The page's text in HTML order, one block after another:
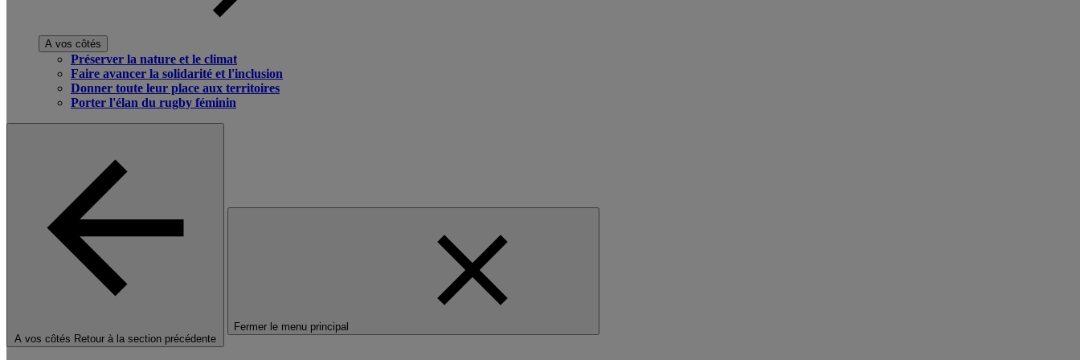
A vos côtés
Préserver la nature et le climat
Faire avancer la solidarité et l'inclusion
Donner toute leur place aux territoires
Porter l'élan du rugby féminin
A vos côtés Retour à la section précédente
Fermer le menu principal